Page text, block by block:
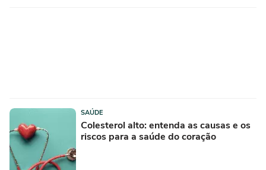
SAÚDE
Colesterol alto: entenda as causas e os
riscos para a saúde do coração